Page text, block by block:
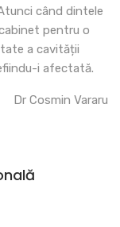
când dintele
pentru o
a cavității
i afectată.
Dr Cosmin Vararu